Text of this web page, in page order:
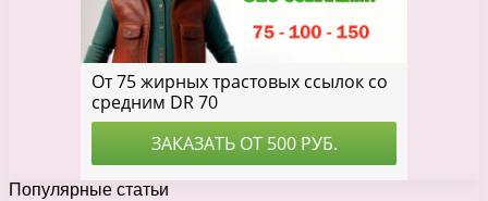
Популярные статьи